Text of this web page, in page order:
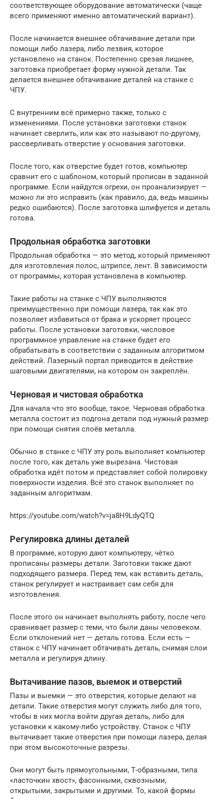
соответствующее оборудование автоматически (чаще
всего применяют именно автоматический вариант).
После начинается внешнее обтачивание детали при
помощи либо лазера, либо лезвия, которое
установлено на станок. Постепенно срезая лишнее,
заготовка приобретает форму нужной детали. Так
делается внешнее обтачивание деталей на станке с
ЧПУ.
С внутренним всё примерно также, только с
изменениями. После установки заготовки станок
начинает сверлить, или как это называют по-другому,
рассверливать отверстие у основания заготовки.
После того, как отверстие будет готов, компьютер
сравнит его с шаблоном, который прописан в заданной
программе. Если найдутся огрехи, он проанализирует —
можно ли это исправить (как правило, да, ведь машины
редко ошибаются). После заготовка шлифуется и деталь
готова.
Продольная обработка заготовки
Продольная обработка — это метод, который применяют
для изготовления полос, штрипсе, лент. В зависимости
от программы, которая установлена в компьютер.
Такие работы на станке с ЧПУ выполняются
преимущественно при помощи лазера, так как это
позволяет избавиться от брака и ускоряет процесс
работы. После установки заготовки, числовое
программное управление на станке будет его
обрабатывать в соответствии с заданным алгоритмом
действий. Лазерный портал приводится в действие
шаговыми двигателями, на котором он закреплён.
Черновая и чистовая обработка
Для начала что это вообще, такое. Черновая обработка
металла состоит из подгона детали под нужный размер
при помощи снятия слоёв металла.
Обычно в станке с ЧПУ эту роль выполняет компьютер
после того, как деталь уже вырезана. Чистовая
обработка идёт потом и представляет собой полировку
поверхности изделия. Всё это станок выполняет по
заданным алгоритмам.
https://youtube.com/watch?v=ja8H9LdyQTQ
Регулировка длины деталей
В программе, которую дают компьютеру, чётко
прописаны размеры детали. Заготовки также дают
подходящего размера. Перед тем, как вставить деталь,
станок регулирует и настраивает сам себя для
изготовления.
После этого он начинает выполнять работу, после чего
сравнивает размер с теми, что были даны человеком.
Если отклонений нет — деталь готова. Если есть —
станок с ЧПУ начинает обтачивать деталь, снимая слои
металла и регулируя длину.
Вытачивание пазов, выемок и отверстий
Пазы и выемки — это отверстия, которые делают на
детали. Такие отверстия могут служить либо для того,
чтобы в них могла войти другая деталь, либо для
установки к какому-либо устройству. Станок с ЧПУ
вытачивает такие отверстия при помощи лазера, делая
при этом высокоточные разрезы.
Они могут быть прямоугольными, Т-образными, типа
«ласточкин хвост», фасонными, сквозными,
открытыми, закрытыми и другими. То, какой формы